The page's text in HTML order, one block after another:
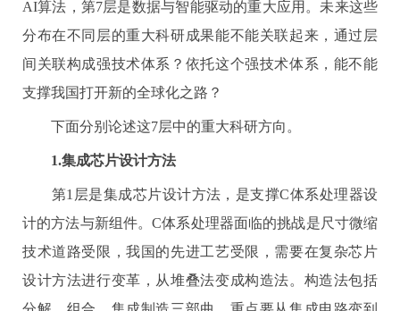
AI算法，第7层是数据与智能驱动的重大应用。未来这些
分布在不同层的重大科研成果能不能关联起来，通过层
间关联构成强技术体系？依托这个强技术体系，能不能
支撑我国打开新的全球化之路？
下面分别论述这7层中的重大科研方向。
1.集成芯片设计方法
第1 层是集成芯片设计方法，是支撑C体系处理器设
计的方法与新组件。C体系处理器面临的挑战是尺寸微缩
技术道路受限，我国的先进工艺受限，需要在复杂芯片
设计方法进行变革，从堆叠法变成构造法。构造法包括